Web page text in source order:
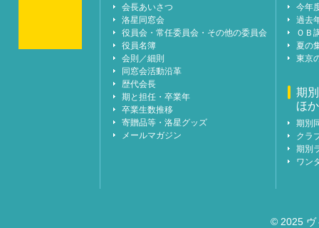
会長あいさつ
洛星同窓会
役員会・常任委員会・その他の委員会
役員名簿
会則／細則
同窓会活動沿革
歴代会長
期と担任・卒業年
卒業生数推移
寄贈品等・洛星グッズ
メールマガジン
今年
過去
ＯＢ
夏の
東京
期
ほか
期別
クラ
期別
ワン
© 2025 ヴ